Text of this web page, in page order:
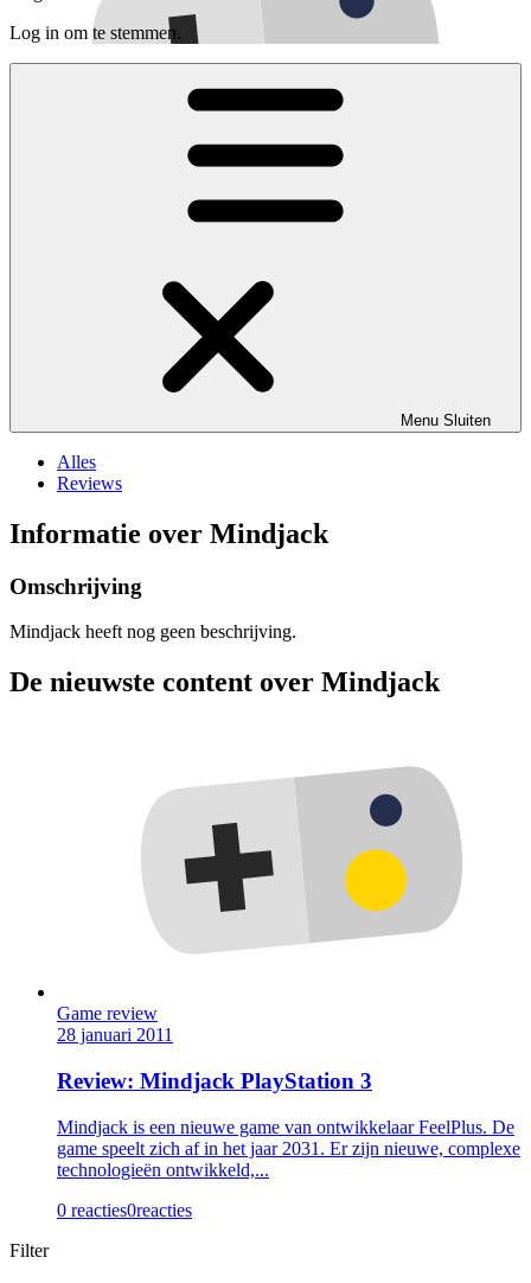
Log in om te stemmen.
Menu Sluiten
Alles
Reviews
Informatie over Mindjack
Omschrijving
Mindjack heeft nog geen beschrijving.
De nieuwste content over Mindjack
Game review
28 januari 2011
Review: Mindjack PlayStation 3
Mindjack is een nieuwe game van ontwikkelaar FeelPlus. De
game speelt zich af in het jaar 2031. Er zijn nieuwe, complexe
technologieën ontwikkeld,...
0 reacties0reacties
Filter